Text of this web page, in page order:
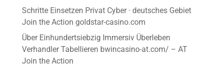
Schritte Einsetzen Privat Cyber · deutsches Gebiet
Join the Action goldstar-casino.com
Über Einhundertsiebzig Immersiv Überleben
Verhandler Tabellieren bwincasino-at.com/ – AT
Join the Action